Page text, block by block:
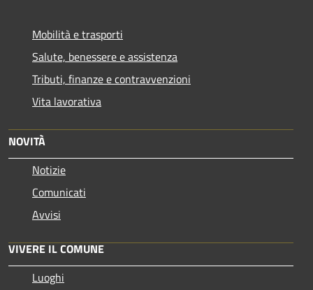
Mobilità e trasporti
Salute, benessere e assistenza
Tributi, finanze e contravvenzioni
Vita lavorativa
NOVITÀ
Notizie
Comunicati
Avvisi
VIVERE IL COMUNE
Luoghi